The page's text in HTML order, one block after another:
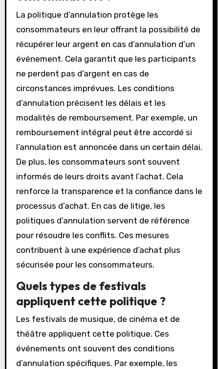
La politique d’annulation protège les
consommateurs en leur offrant la possibilité de
récupérer leur argent en cas d’annulation d’un
événement. Cela garantit que les participants
ne perdent pas d’argent en cas de
circonstances imprévues. Les conditions
d’annulation précisent les délais et les
modalités de remboursement. Par exemple, un
remboursement intégral peut être accordé si
l’annulation est annoncée dans un certain délai.
De plus, les consommateurs sont souvent
informés de leurs droits avant l’achat. Cela
renforce la transparence et la confiance dans le
processus d’achat. En cas de litige, les
politiques d’annulation servent de référence
pour résoudre les conflits. Ces mesures
contribuent à une expérience d’achat plus
sécurisée pour les consommateurs.
Quels types de festivals
appliquent cette politique ?
Les festivals de musique, de cinéma et de
théâtre appliquent cette politique. Ces
événements ont souvent des conditions
d’annulation spécifiques. Par exemple, les